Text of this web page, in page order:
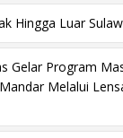
Hingga Luar
Gelar Program
Melalui